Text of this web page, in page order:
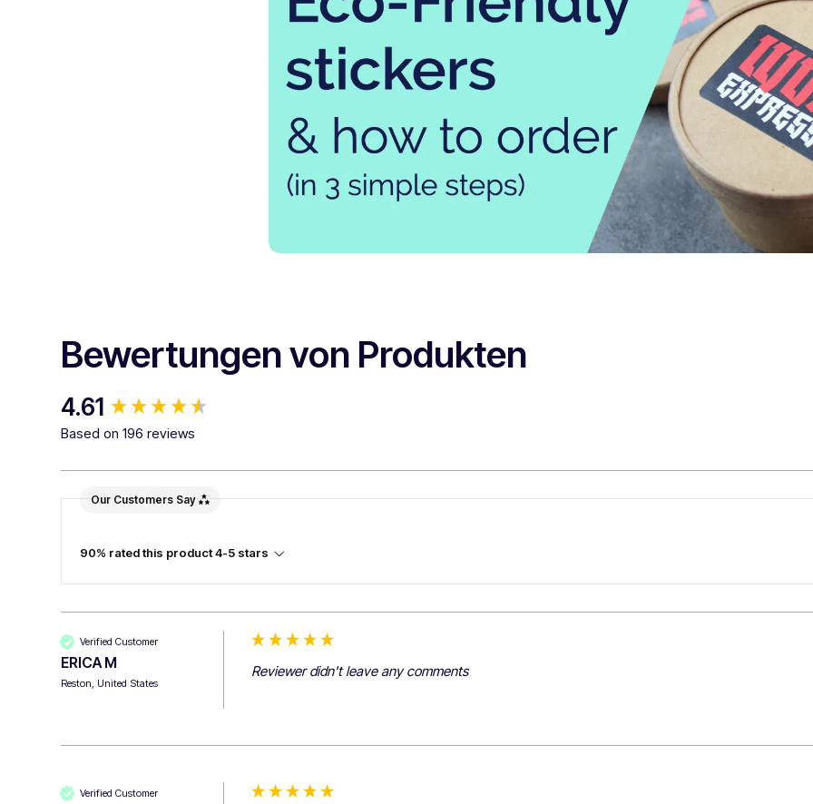
Bewertungen von Produkten
4.61
Based on 196 reviews
Our Customers Say
90% rated this product 4-5 stars
Verified Customer
ERICA M
Reston, United States
Reviewer didn't leave any comments
Verified Customer
New content loaded